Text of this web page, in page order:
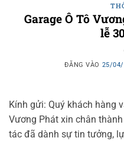
Garage Ô Tô
lễ
ĐĂNG VÀO 25/
Kính gửi: Quý khách hàng
Vương Phát xin chân
tác đã dành sự tin tưởng,